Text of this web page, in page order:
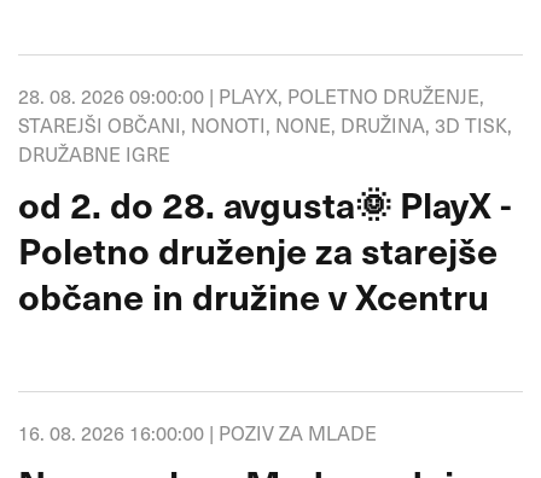
28. 08. 2026 09:00:00 | PLAYX, POLETNO DRUŽENJE,
STAREJŠI OBČANI, NONOTI, NONE, DRUŽINA, 3D TISK,
DRUŽABNE IGRE
od 2. do 28. avgusta🌞 PlayX -
Poletno druženje za starejše
občane in družine v Xcentru
16. 08. 2026 16:00:00 | POZIV ZA MLADE